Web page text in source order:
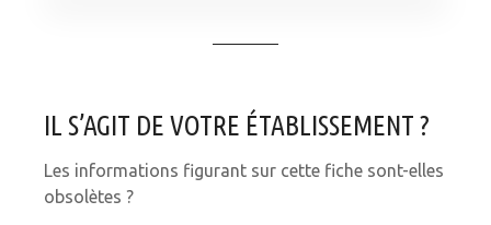
IL S’AGIT DE VOTRE ÉTABLISSEMENT ?
Les informations figurant sur cette fiche sont-elles
obsolètes ?